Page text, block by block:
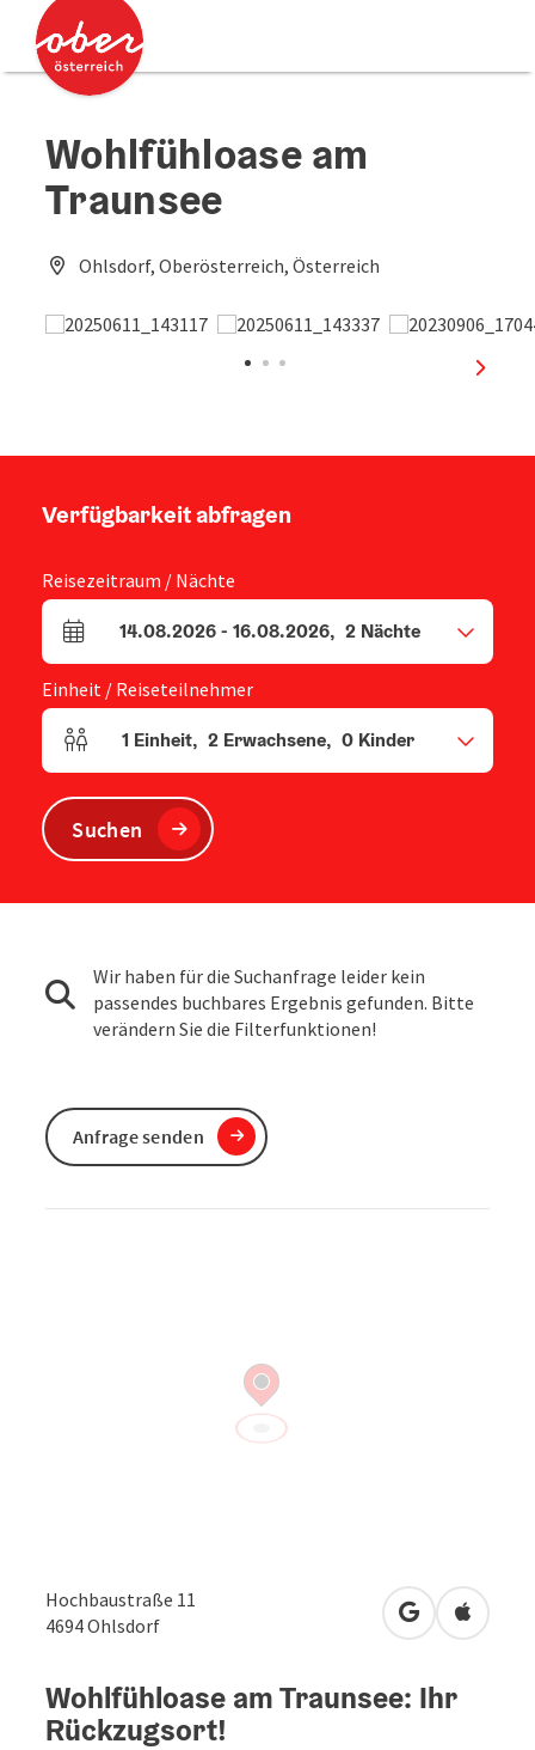
Zum Inhalt
Zum Seitenanfang
Wohlfühloase am
Traunsee
Ohlsdorf, Oberösterreich, Österreich
Hochbaustraße 11
4694Ohlsdorf in Google
in
Wohlfühloase am Traunsee: Ihr
Rückzugsort!
Verfügbarkeit abfragen
Reisezeitraum / Nächte
An- und Abreisefelder
14.08.2026- 16.08.2026, 2 Nächte
Einheit / Reiseteilnehmer
Einheitenanzahl und Personenfelder
1 Einheit, 2 Erwachsene, 0 Kinder
Suchen
Wir haben für die Suchanfrage leider kein
passendes buchbares Ergebnis gefunden. Bitte
verändern Sie die Filterfunktionen!
Anfrage senden